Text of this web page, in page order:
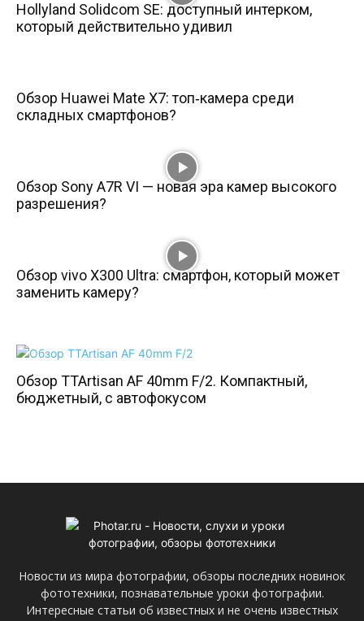
Hollyland Solidcom SE: доступный интерком,
который действительно удивил
Обзор Huawei Mate X7: топ‑камера среди
складных смартфонов?
Обзор Sony A7R VI — новая эра камер высокого
разрешения?
Обзор vivo X300 Ultra: смартфон, который может
заменить камеру?
Обзор TTArtisan AF 40mm F/2. Компактный,
бюджетный, с автофокусом
Новости из мира фотографии, обзоры последних новинок
фототехники, познавательные уроки фотографии.
Интересные статьи об известных и не очень известных